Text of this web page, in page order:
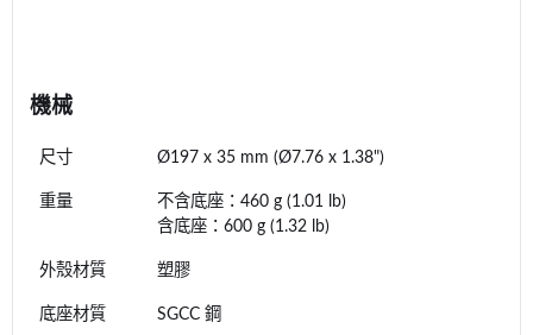
機械
尺寸 Ø197 x 35 mm (Ø7.76 x 1.38")
重量
不含底座：460 g (1.01 lb)
含底座：600 g (1.32 lb)
外殼材質 塑膠
底座材質 SGCC 鋼